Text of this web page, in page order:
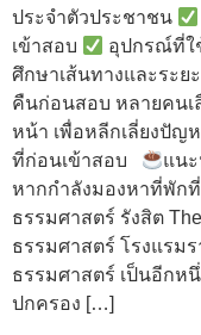
ประจำตัวประชาชน
เข้าสอบ
อุปกรณ์ที่ใ
ศึกษาเส้นทางและระยะ
คืนก่อนสอบ หลายคนเ
หน้า เพื่อหลีกเลี่ยงปัญ
ที่ก่อนเข้าสอบ
แน
หากกำลังมองหาที่พัก
ธรรมศาสตร์ รังสิต
ธรรมศาสตร์ โรงแรม
ธรรมศาสตร์ เป็นอีกห
ปกครอง […]